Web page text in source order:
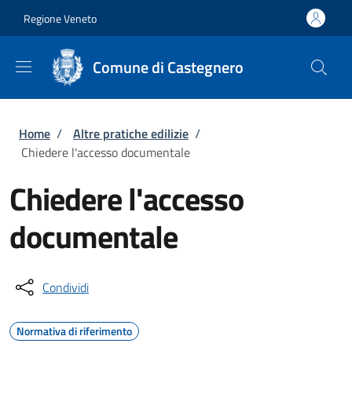
Regione Veneto
Comune di Castegnero
Briciole di pane
Home / Altre pratiche edilizie /
Chiedere l'accesso documentale
Chiedere l'accesso
documentale
Condividi
Normativa di riferimento